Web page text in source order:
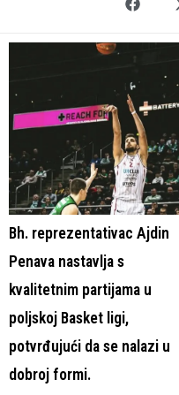
Bh. reprezentativac Ajdin
Penava nastavlja s
kvalitetnim partijama u
poljskoj Basket ligi,
potvrđujući da se nalazi u
dobroj formi.